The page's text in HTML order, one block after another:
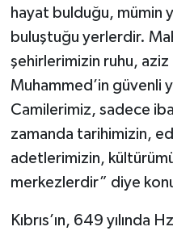
hayat bulduğu, mümin
buluştuğu yerlerdir.
şehirlerimizin ruhu,
Muhammed’in güvenli
Camilerimiz, sadece
zamanda tarihimizin,
adetlerimizin,
merkezlerdir” diye
Kıbrıs’ın, 649 yılında